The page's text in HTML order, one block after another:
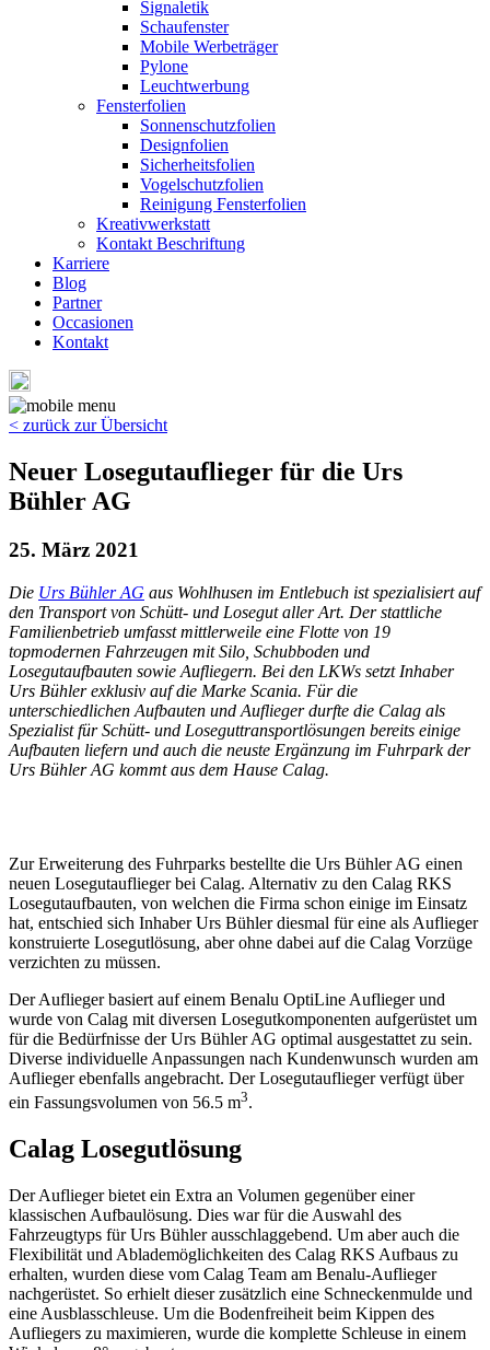
Signaletik
Schaufenster
Mobile Werbeträger
Pylone
Leuchtwerbung
Fensterfolien
Sonnenschutzfolien
Designfolien
Sicherheitsfolien
Vogelschutzfolien
Reinigung Fensterfolien
Kreativwerkstatt
Kontakt Beschriftung
Karriere
Blog
Partner
Occasionen
Kontakt
< zurück zur Übersicht
Neuer Losegutauflieger für die Urs
Bühler AG
25. März 2021
Die Urs Bühler AG aus Wohlhusen im Entlebuch ist spezialisiert auf
den Transport von Schütt- und Losegut aller Art. Der stattliche
Familienbetrieb umfasst mittlerweile eine Flotte von 19
topmodernen Fahrzeugen mit Silo, Schubboden und
Losegutaufbauten sowie Aufliegern. Bei den LKWs setzt Inhaber
Urs Bühler exklusiv auf die Marke Scania. Für die
unterschiedlichen Aufbauten und Auflieger durfte die Calag als
Spezialist für Schütt- und Loseguttransportlösungen bereits einige
Aufbauten liefern und auch die neuste Ergänzung im Fuhrpark der
Urs Bühler AG kommt aus dem Hause Calag.
Zur Erweiterung des Fuhrparks bestellte die Urs Bühler AG einen
neuen Losegutauflieger bei Calag. Alternativ zu den Calag RKS
Losegutaufbauten, von welchen die Firma schon einige im Einsatz
hat, entschied sich Inhaber Urs Bühler diesmal für eine als Auflieger
konstruierte Losegutlösung, aber ohne dabei auf die Calag Vorzüge
verzichten zu müssen.
Der Auflieger basiert auf einem Benalu OptiLine Auflieger und
wurde von Calag mit diversen Losegutkomponenten aufgerüstet um
für die Bedürfnisse der Urs Bühler AG optimal ausgestattet zu sein.
Diverse individuelle Anpassungen nach Kundenwunsch wurden am
Auflieger ebenfalls angebracht. Der Losegutauflieger verfügt über
ein Fassungsvolumen von 56.5 m3.
Calag Losegutlösung
Der Auflieger bietet ein Extra an Volumen gegenüber einer
klassischen Aufbaulösung. Dies war für die Auswahl des
Fahrzeugtyps für Urs Bühler ausschlaggebend. Um aber auch die
Flexibilität und Ablademöglichkeiten des Calag RKS Aufbaus zu
erhalten, wurden diese vom Calag Team am Benalu-Auflieger
nachgerüstet. So erhielt dieser zusätzlich eine Schneckenmulde und
eine Ausblasschleuse. Um die Bodenfreiheit beim Kippen des
Aufliegers zu maximieren, wurde die komplette Schleuse in einem